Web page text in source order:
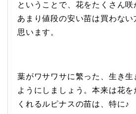
ということで、花をたくさん咲
あまり値段の安い苗は買わない
思います。
葉がワサワサに繁った、生き生
ようにしましょう。本来は花を
くれるルピナスの苗は、特に♪